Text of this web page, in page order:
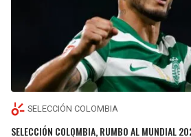
SELECCIÓN COLOMBIA
SELECCIÓN COLOMBIA, RUMBO AL MUNDIAL